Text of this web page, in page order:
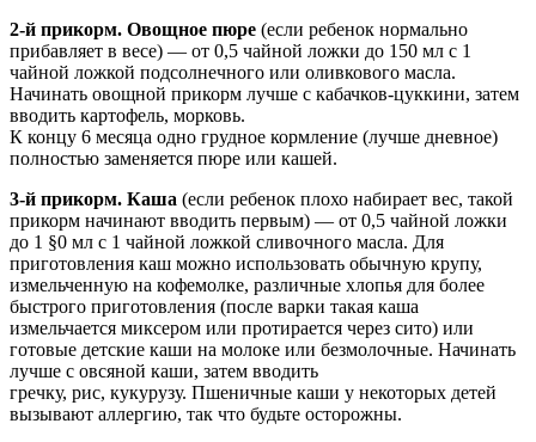
2-й прикорм. Овощное пюре (если ребенок нормально
прибавляет в весе) — от 0,5 чайной ложки до 150 мл с 1
чайной ложкой подсолнечного или оливкового масла.
Начинать овощной прикорм лучше с кабачков-цуккини, затем
вводить картофель, морковь.
К концу 6 месяца одно грудное кормление (лучше дневное)
полностью заменяется пюре или кашей.
3-й прикорм. Каша (если ребенок плохо набирает вес, такой
прикорм начинают вводить первым) — от 0,5 чайной ложки
до 1 §0 мл с 1 чайной ложкой сливочного масла. Для
приготовления каш можно использовать обычную крупу,
измельченную на кофемолке, различные хлопья для более
быстрого приготовления (после варки такая каша
измельчается миксером или протирается через сито) или
готовые детские каши на молоке или безмолочные. Начинать
лучше с овсяной каши, затем вводить
гречку, рис, кукурузу. Пшеничные каши у некоторых детей
вызывают аллергию, так что будьте осторожны.